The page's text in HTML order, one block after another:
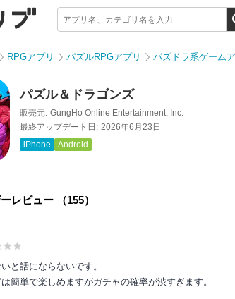
RPGアプリ パズルRPGアプリ パズドラ系ゲーム
パズル＆ドラゴンズ
販売元: GungHo Online Entertainment, Inc.
最終アップデート日: 2026年6月23日
iPhone
Android
レビュー （155）
と話にならないです。
簡単で楽しめますがガチャの確率が渋すぎます。